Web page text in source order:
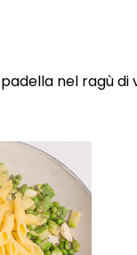
nel ragù di